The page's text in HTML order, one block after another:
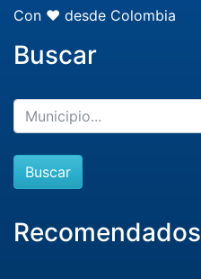
Con ❤️ desde Colombia
Buscar
Buscar
Recomendados